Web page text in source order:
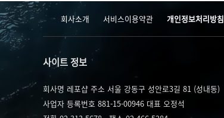
회사소개 서비스이용약관 개인정보처리방침
사이트 정보
회사명 레포샵 주소 서울 강동구 성안로3길 81 (성내동)
사업자 등록번호 881-15-00946 대표 오정석